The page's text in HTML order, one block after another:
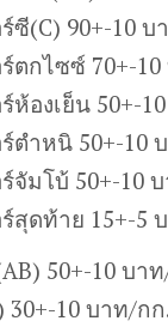
ซี(C) 90+-10 บ
ตกไซซ์ 70+-
ห้องเย็น 50+-
ตำหนิ 50+-10
จัมโบ้ 50+-10
สุดท้าย 15+-5
50+-10 บา
30+-10 บาท/ก